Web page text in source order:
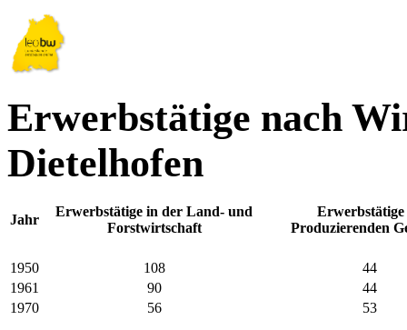
Erwerbstätige nach
Dietelhofen
Jahr
Erwerbstätige in der Land- und
Forstwirtschaft
Erwerbstätige
Produzierenden
1950 108
44
1961
90
44
1970
56 53